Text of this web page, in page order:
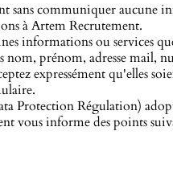
sans communiquer aucune
à Artem Recrutement.
informations ou services
nom, prénom, adresse
expressément qu'elles
Protection Régulation)
vous informe des points